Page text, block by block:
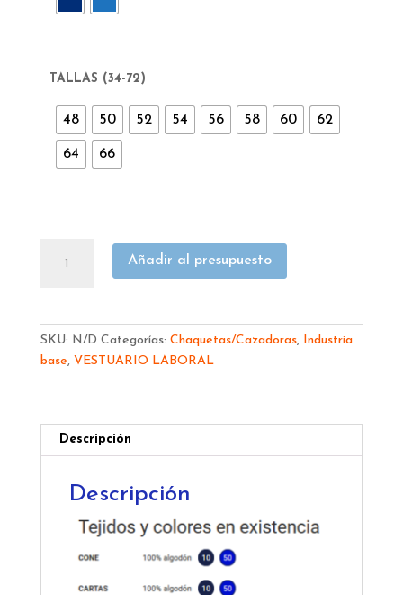
TALLAS (34-72)
48 50 52 54 56 58 60 62
64 66
CAZADORA
CONFECCIONES
ALGODON
CONE
Añadir al presupuesto
SKU: N/D Categorías: Chaquetas/Cazadoras, Industria
base, VESTUARIO LABORAL
Descripción
Descripción